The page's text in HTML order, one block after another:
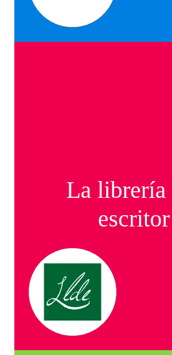
La librería
escritor